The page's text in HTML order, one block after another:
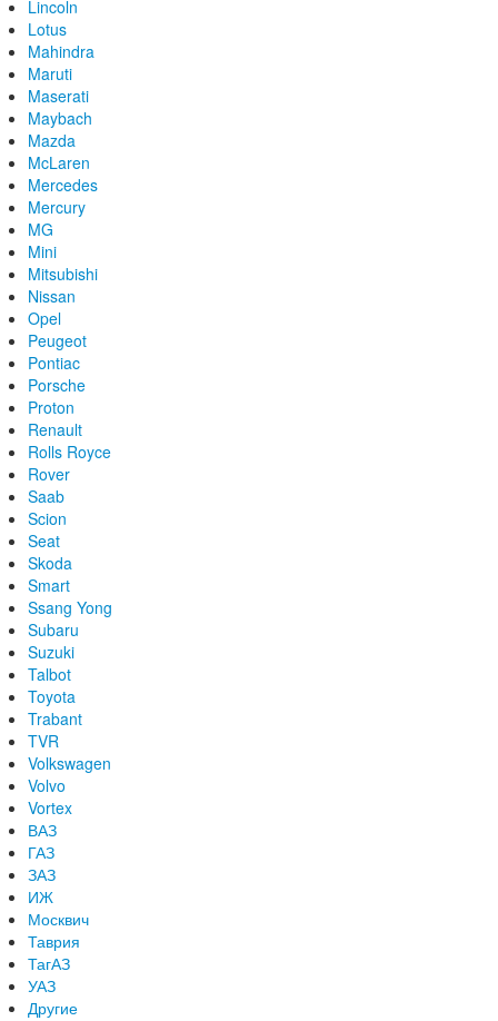
Lincoln
Lotus
Mahindra
Maruti
Maserati
Maybach
Mazda
McLaren
Mercedes
Mercury
MG
Mini
Mitsubishi
Nissan
Opel
Peugeot
Pontiac
Porsche
Proton
Renault
Rolls Royce
Rover
Saab
Scion
Seat
Skoda
Smart
Ssang Yong
Subaru
Suzuki
Talbot
Toyota
Trabant
TVR
Volkswagen
Volvo
Vortex
ВАЗ
ГАЗ
ЗАЗ
ИЖ
Москвич
Таврия
ТагАЗ
УАЗ
Другие